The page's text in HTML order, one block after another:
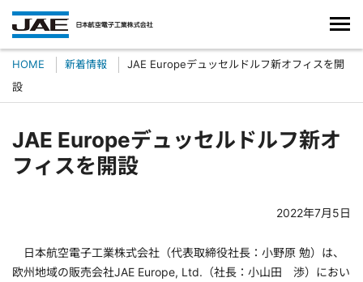
HOME 新着情報
JAE Europeデュッセルドルフ新オフィスを開
設
JAE Europeデュッセルドルフ新オ
フィスを開設
2022年7月5日
日本航空電子工業株式会社（代表取締役社長：小野原 勉）は、
欧州地域の販売会社JAE Europe, Ltd.（社長：小山田 渉）におい